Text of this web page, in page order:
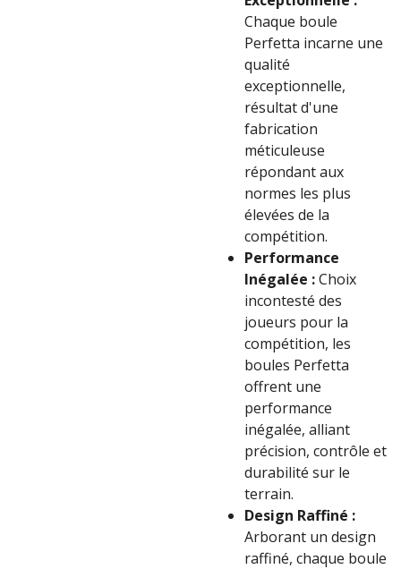
Chaque boule
Perfetta incarne une
qualité
exceptionnelle,
résultat d'une
fabrication
méticuleuse
répondant aux
normes les plus
élevées de la
compétition.
Performance
Inégalée :Choix
incontesté des
joueurs pour la
compétition, les
boules Perfetta
offrent une
performance
inégalée, alliant
précision, contrôle et
durabilité sur le
terrain.
Design Raffiné :
Arborant un design
raffiné, chaque boule